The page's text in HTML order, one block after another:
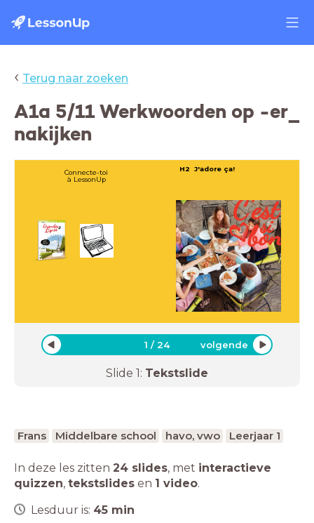
‹ Terug naar zoeken
A1a 5/11 Werkwoorden op -er_
nakijken
Connecte-toi
à LessonUp
H2 J'adore ça!
1 /24 volgende
Slide 1: Tekstslide
Frans Middelbare school havo, vwo Leerjaar 1
In deze les zitten 24 slides, met interactieve
quizzen, tekstslides en 1 video.
Lesduur is: 45 min